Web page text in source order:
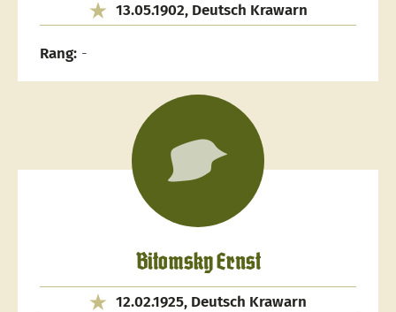
13.05.1902, Deutsch Krawarn
Rang: -
Bitomsky Ernst
12.02.1925, Deutsch Krawarn